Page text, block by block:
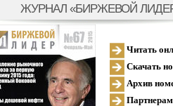
ЖУРНАЛ «БИРЖЕВОЙ
Читать
Скачать
Архив
Партнерам